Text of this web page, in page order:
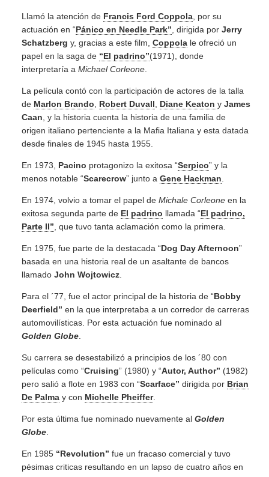
Llamó la atención de Francis Ford Coppola , por su
actuación en “Pánico en Needle Park” , dirigida por Jerry
Schatzberg y, gracias a este film, Coppola le ofreció un
papel en la saga de “El padrino”(1971), donde
interpretaría a Michael Corleone
La película contó con la participación de actores de la talla
de Marlon Brando Robert Duvall Diane Keaton y James
Caan , y la historia cuenta la historia de una familia de
origen italiano pertenciente a la Mafia Italiana y esta datada
desde finales de 1945 hasta 1955.
En 1973, Pacino protagonizo la exitosa “Serpico” y la
menos notable “Scarecrow” junto a Gene Hackman
En 1974, volvio a tomar el papel de Michale Corleone en la
exitosa segunda parte de El padrino llamada “El padrino,
Parte II” , que tuvo tanta aclamación como la primera.
En 1975, fue parte de la destacada “Dog Day Afternoon”
basada en una historia real de un asaltante de bancos
llamado John Wojtowicz
Para el ´77, fue el actor principal de la historia de “Bobby
Deerfield” en la que interpretaba a un corredor de carreras
automovilísticas. Por esta actuación fue nominado al
Golden Globe
Su carrera se desestabilizó a principios de los ´80 con
películas como “Cruising” (1980) y “Autor, Author” (1982)
pero salió a flote en 1983 con “Scarface” dirigida por Brian
De Palma y con Michelle Pheiffer.
Por esta última fue nominado nuevamente al Golden
Globe
En 1985 “Revolution” fue un fracaso comercial y tuvo
pésimas criticas resultando en un lapso de cuatro años en